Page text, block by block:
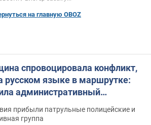
на главную OBOZ
спровоцировала конфликт,
русском языке в маршрутке:
административный
прибыли патрульные полицейские и
группа